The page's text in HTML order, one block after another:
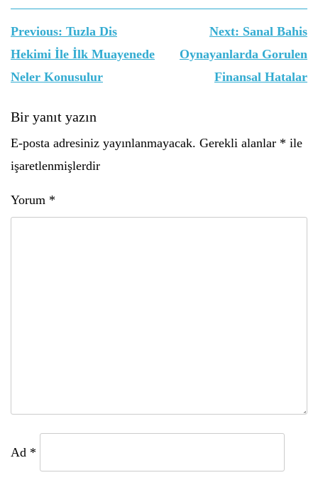
Yazı
gezinmesi
Previous: Tuzla Dis
Hekimi İle İlk Muayenede
Neler Konusulur
Next: Sanal Bahis
Oynayanlarda Gorulen
Finansal Hatalar
Bir yanıt yazın
E-posta adresiniz yayınlanmayacak. Gerekli alanlar * ile
işaretlenmişlerdir
Yorum *
Ad *